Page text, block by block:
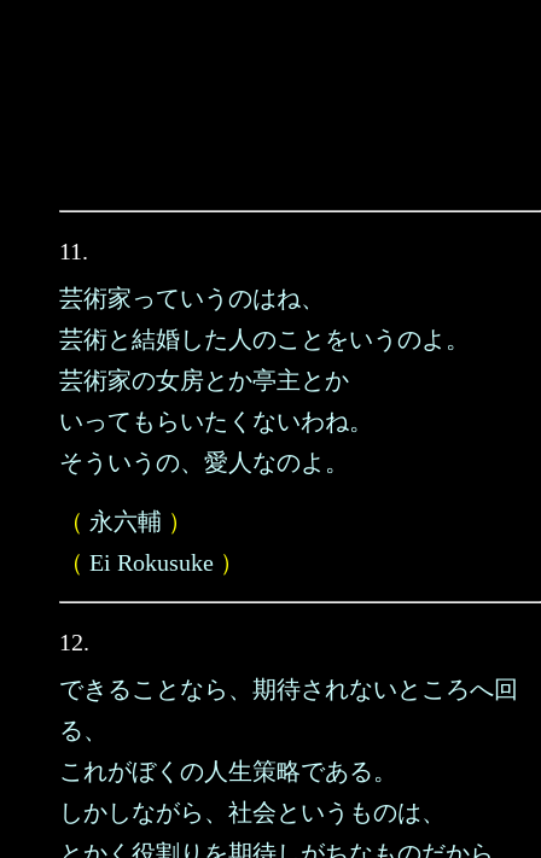
11.
芸術家っていうのはね、
芸術と結婚した人のことをいうのよ。
芸術家の女房とか亭主とか
いってもらいたくないわね。
そういうの、愛人なのよ。
（ 永六輔 ）
（ Ei Rokusuke ）
12.
できることなら、期待されないところへ回
る、
これがぼくの人生策略である。
しかしながら、社会というものは、